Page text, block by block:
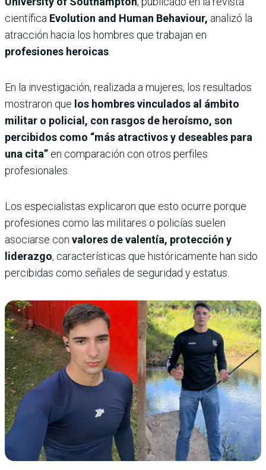
científica Evolution and Human Behaviour, analizó la
atracción hacia los hombres que trabajan en
profesiones heroicas
En la investigación, realizada a mujeres, los resultados
mostraron que los hombres vinculados al ámbito
militar o policial, con rasgos de heroísmo, son
percibidos como “más atractivos y deseables para
una cita” en comparación con otros perfiles
profesionales.
Los especialistas explicaron que esto ocurre porque
profesiones como las militares o policías suelen
asociarse con valores de valentía, protección y
liderazgo, características que históricamente han sido
percibidas como señales de seguridad y estatus.